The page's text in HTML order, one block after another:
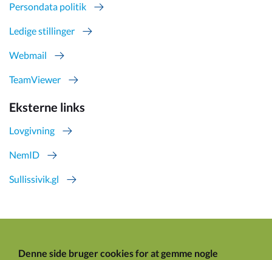
Persondata politik
Ledige stillinger
Webmail
TeamViewer
Eksterne links
Lovgivning
NemID
Sullissivik.gl
Denne side bruger cookies for at gemme nogle